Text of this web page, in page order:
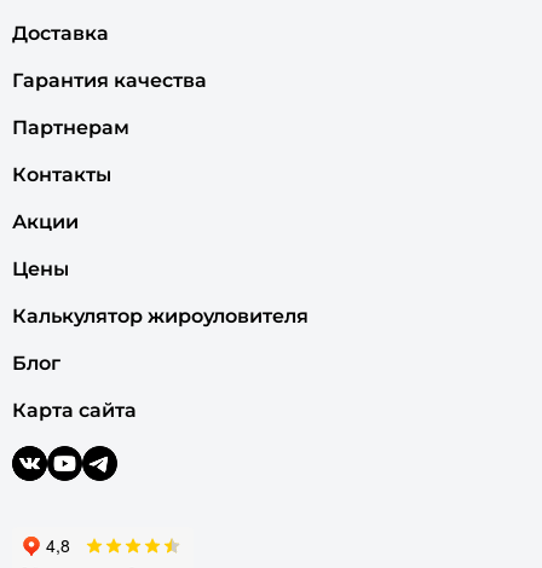
Доставка
Гарантия качества
Партнерам
Контакты
Акции
Цены
Калькулятор жироуловителя
Блог
Карта сайта